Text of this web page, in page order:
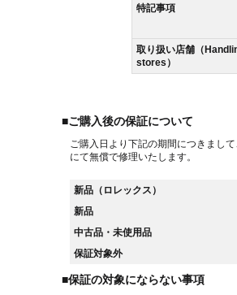
特記事項
取り扱い店舗（
stores）
■ご購入後の保証について
ご購入日より下記の期間につきまし
にて無償で修理いたします。
新品（ロレックス）
新品
中古品・未使用品
保証対象外
■保証の対象にならない事項